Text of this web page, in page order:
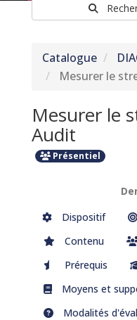
Catalogue
Mesurer le
Mesurer le
Audit
Présentiel
Dispositif
Contenu
Prérequis
Moyens et
Modalités